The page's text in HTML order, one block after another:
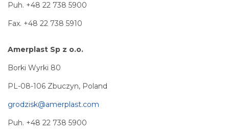
Puh. +48 22 738 5900
Fax. +48 22 738 5910
Amerplast Sp z o.o.
Borki Wyrki 80
PL-08-106 Zbuczyn, Poland
grodzisk@amerplast.com
Puh. +48 22 738 5900